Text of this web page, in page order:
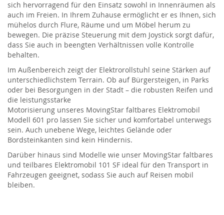
sich hervorragend für den Einsatz sowohl in Innenräumen als
auch im Freien. In Ihrem Zuhause ermöglicht er es Ihnen, sich
mühelos durch Flure, Räume und um Möbel herum zu
bewegen. Die präzise Steuerung mit dem Joystick sorgt dafür,
dass Sie auch in beengten Verhältnissen volle Kontrolle
behalten.
Im Außenbereich zeigt der Elektrorollstuhl seine Stärken auf
unterschiedlichstem Terrain. Ob auf Bürgersteigen, in Parks
oder bei Besorgungen in der Stadt – die robusten Reifen und
die leistungsstarke
Motorisierung unseres MovingStar faltbares Elektromobil
Modell 601 pro lassen Sie sicher und komfortabel unterwegs
sein. Auch unebene Wege, leichtes Gelände oder
Bordsteinkanten sind kein Hindernis.
Darüber hinaus sind Modelle wie unser MovingStar faltbares
und teilbares Elektromobil 101 SF ideal für den Transport in
Fahrzeugen geeignet, sodass Sie auch auf Reisen mobil
bleiben.